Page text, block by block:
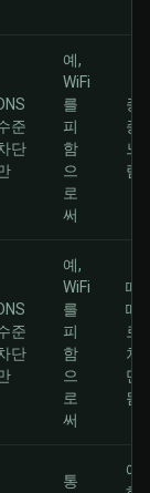
준
단
예,
WiFi
를
피
함
으
로
써
종
종
느
림
준
단
예,
WiFi
를
피
함
으
로
써
때
때
로
차
단
됨
통
예,